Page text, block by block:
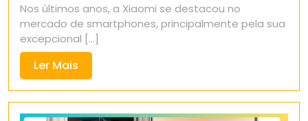
2025
Nos últimos anos, a Xiaomi se destacou no
mercado de smartphones, principalmente pela sua
excepcional [...]
Ler Mais
Mais